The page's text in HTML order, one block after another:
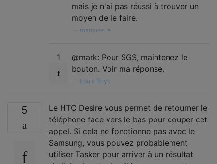
mais je n'ai pas réussi à trouver un
moyen de le faire.
marquez le
1
@mark: Pour SGS, maintenez le
bouton. Voir ma réponse.
Louis Rhys
5
Le HTC Desire vous permet de retourner le
téléphone face vers le bas pour couper cet
appel. Si cela ne fonctionne pas avec le
Samsung, vous pouvez probablement
utiliser Tasker pour arriver à un résultat